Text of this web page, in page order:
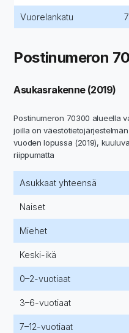
Vuorelankatu
Postinumeron
Asukasrakenne (2019)
Postinumeron 70300 alueella
joilla on
vuoden lopussa (2019),
riippumatta
Asukkaat yhteensä
Naiset
Miehet
Keski-ikä
0–2-vuotiaat
3–6-vuotiaat
7–12-vuotiaat